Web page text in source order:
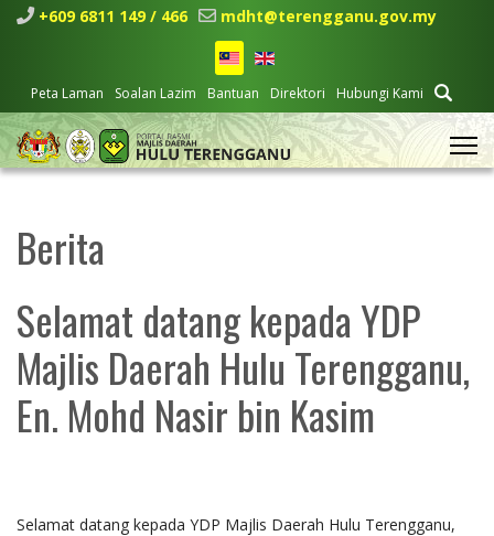
+609 6811 149 / 466 mdht@terengganu.gov.my
Peta Laman Soalan Lazim Bantuan Direktori Hubungi Kami
Berita
Selamat datang kepada YDP
Majlis Daerah Hulu Terengganu,
En. Mohd Nasir bin Kasim
Selamat datang kepada YDP Majlis Daerah Hulu Terengganu,